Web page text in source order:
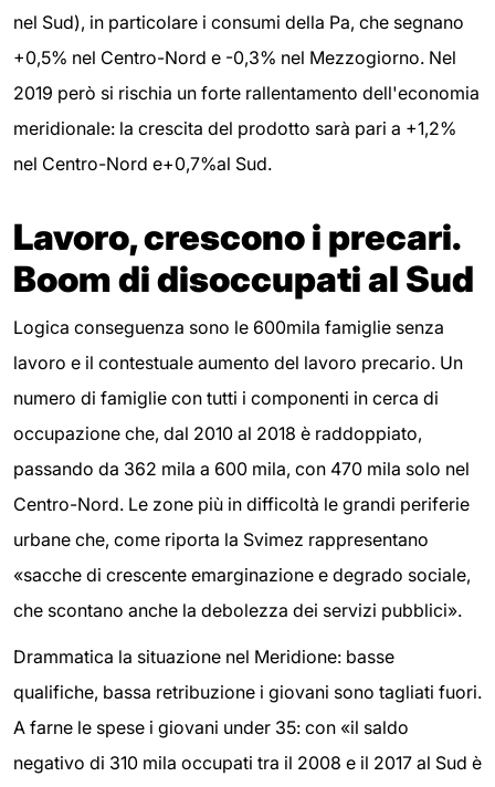
nel Sud), in particolare i consumi della Pa, che segnano
+0,5% nel Centro-Nord e -0,3% nel Mezzogiorno. Nel
2019 però si rischia un forte rallentamento dell'economia
meridionale: la crescita del prodotto sarà pari a +1,2%
nel Centro-Nord e+0,7%al Sud.
Lavoro, crescono i precari.
Boom di disoccupati al Sud
Logica conseguenza sono le 600mila famiglie senza
lavoro e il contestuale aumento del lavoro precario. Un
numero di famiglie con tutti i componenti in cerca di
occupazione che, dal 2010 al 2018 è raddoppiato,
passando da 362 mila a 600 mila, con 470 mila solo nel
Centro-Nord. Le zone più in difficoltà le grandi periferie
urbane che, come riporta la Svimez rappresentano
«sacche di crescente emarginazione e degrado sociale,
che scontano anche la debolezza dei servizi pubblici».
Drammatica la situazione nel Meridione: basse
qualifiche, bassa retribuzione i giovani sono tagliati fuori.
A farne le spese i giovani under 35: con «il saldo
negativo di 310 mila occupati tra il 2008 e il 2017 al Sud è